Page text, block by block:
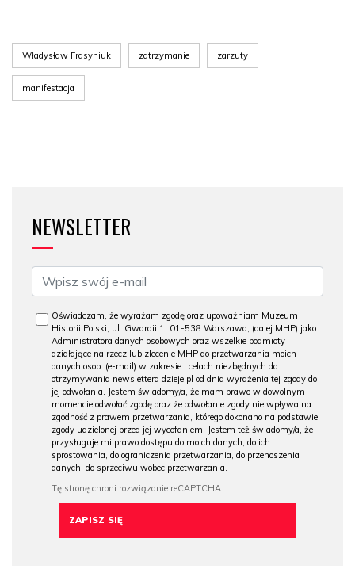
Władysław Frasyniuk zatrzymanie zarzuty
manifestacja
NEWSLETTER
Oświadczam, że wyrażam zgodę oraz upoważniam Muzeum
Historii Polski, ul. Gwardii 1, 01-538 Warszawa, (dalej MHP) jako
Administratora danych osobowych oraz wszelkie podmioty
działające na rzecz lub zlecenie MHP do przetwarzania moich
danych osob. (e-mail) w zakresie i celach niezbędnych do
otrzymywania newslettera dzieje.pl od dnia wyrażenia tej zgody do
jej odwołania. Jestem świadomy/a, że mam prawo w dowolnym
momencie odwołać zgodę oraz że odwołanie zgody nie wpływa na
zgodność z prawem przetwarzania, którego dokonano na podstawie
zgody udzielonej przed jej wycofaniem. Jestem też świadomy/a, że
przysługuje mi prawo dostępu do moich danych, do ich
sprostowania, do ograniczenia przetwarzania, do przenoszenia
danych, do sprzeciwu wobec przetwarzania.